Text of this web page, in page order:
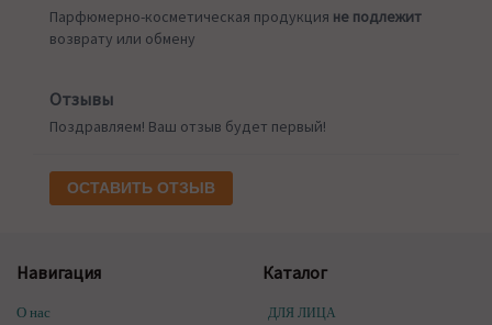
Парфюмерно-косметическая продукция не подлежит
возврату или обмену
Отзывы
Поздравляем! Ваш отзыв будет первый!
ОСТАВИТЬ ОТЗЫВ
Навигация
О нас
Каталог
ДЛЯ ЛИЦА